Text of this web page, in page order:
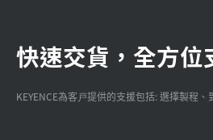
快速交貨，全方位
KEYENCE為客戸提供的支援包括: 選擇製程